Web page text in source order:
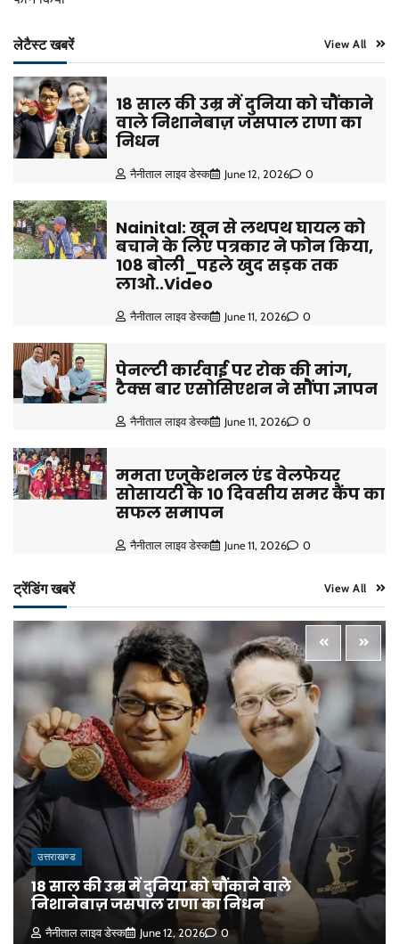
लेटैस्ट खबरें View All
18 साल की उम्र में दुनिया को चौंकाने
वाले निशानेबाज़ जसपाल राणा का
निधन
नैनीताल लाइव डेस्क June 12, 2026 0
Nainital: खून से लथपथ घायल को
बचाने के लिए पत्रकार ने फोन किया,
108 बोली_पहले खुद सड़क तक
लाओ..Video
नैनीताल लाइव डेस्क June 11, 2026 0
पेनल्टी कार्रवाई पर रोक की मांग,
टैक्स बार एसोसिएशन ने सौंपा ज्ञापन
नैनीताल लाइव डेस्क June 11, 2026 0
ममता एजुकेशनल एंड वेलफेयर
सोसायटी के 10 दिवसीय समर कैंप का
सफल समापन
नैनीताल लाइव डेस्क June 11, 2026 0
ट्रेंडिंग खबरें View All
उत्तराखण्ड
18 साल की उम्र में दुनिया को चौंकाने वाले
निशानेबाज़ जसपाल राणा का निधन
नैनीताल लाइव डेस्क June 12, 2026 0